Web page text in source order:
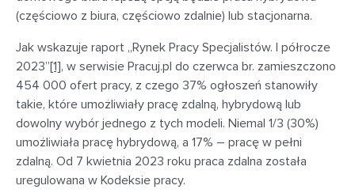
(częściowo z biura, częściowo zdalnie) lub stacjonarna.
Jak wskazuje raport „Rynek Pracy Specjalistów. I półrocze
2023”[1], w serwisie Pracuj.pl do czerwca br. zamieszczono
454 000 ofert pracy, z czego 37% ogłoszeń stanowiły
takie, które umożliwiały pracę zdalną, hybrydową lub
dowolny wybór jednego z tych modeli. Niemal 1/3 (30%)
umożliwiała pracę hybrydową, a 17% – pracę w pełni
zdalną. Od 7 kwietnia 2023 roku praca zdalna została
uregulowana w Kodeksie pracy.